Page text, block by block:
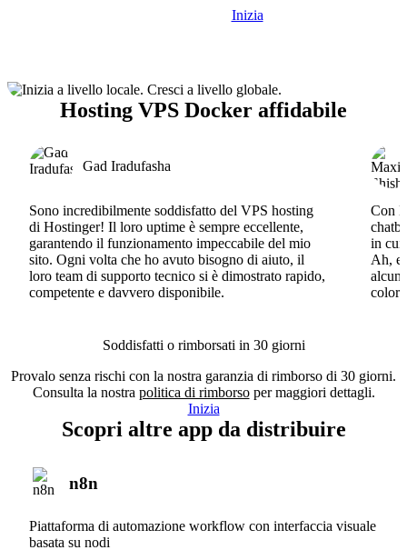
Inizia
Hosting VPS Docker affidabile
Gad Iradufasha
Sono incredibilmente soddisfatto del VPS hosting
di Hostinger! Il loro uptime è sempre eccellente,
garantendo il funzionamento impeccabile del mio
sito. Ogni volta che ho avuto bisogno di aiuto, il
loro team di supporto tecnico si è dimostrato rapido,
competente e davvero disponibile.
Con
in cui
Ah, e
alcun
Soddisfatti o rimborsati in 30 giorni
Provalo senza rischi con la nostra garanzia di rimborso di 30 giorni.
Consulta la nostra politica di rimborsoper maggiori dettagli.
Inizia
Scopri altre app da distribuire
n8n
Piattaforma di automazione workflow con interfaccia visuale
basata su nodi